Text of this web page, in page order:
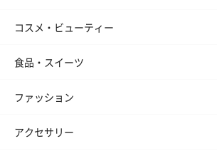
コスメ・ビューティー
食品・スイーツ
ファッション
アクセサリー